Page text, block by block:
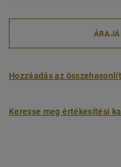
Hozzáadás az
Keresse meg értékesítési